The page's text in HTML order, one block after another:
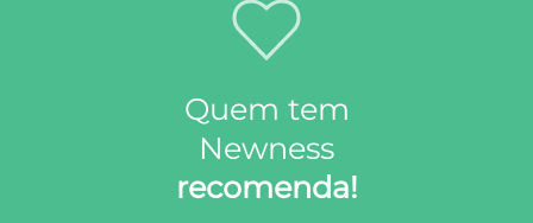
Quem tem
Newness
recomenda!